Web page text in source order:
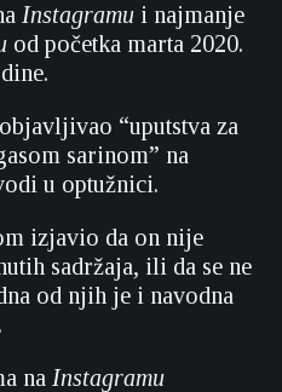
Instagramu i najmanje
od početka marta 2020.
“uputstva za
sarinom” na
u optužnici.
izjavio da on nije
sadržaja, ili da se ne
od njih je i navodna
na Instagramu